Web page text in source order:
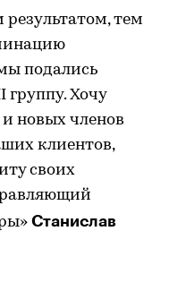
тем
подались
группу. Хочу
новых членов
клиентов,
своих
Станислав